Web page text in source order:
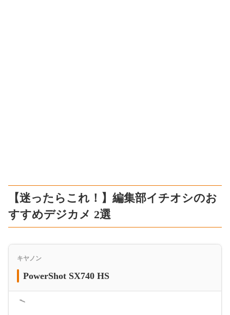
【迷ったらこれ！】編集部イチオシのお
すすめデジカメ 2選
キヤノン
PowerShot SX740 HS
＜